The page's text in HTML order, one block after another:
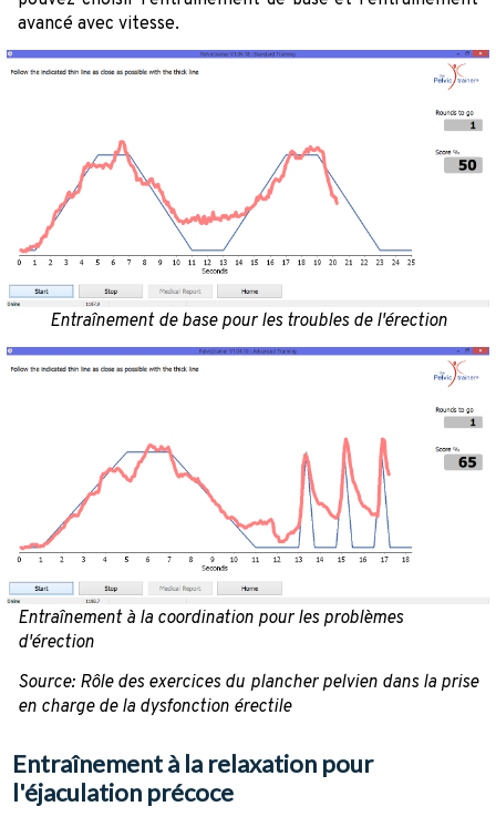
avancé avec vitesse.
Entraînement de base pour les troubles de l'érection
Entraînement à la coordination pour les problèmes
d'érection
Source: Rôle des exercices du plancher pelvien dans la prise
en charge de la dysfonction érectile
Entraînement à la relaxation pour
l'éjaculation précoce